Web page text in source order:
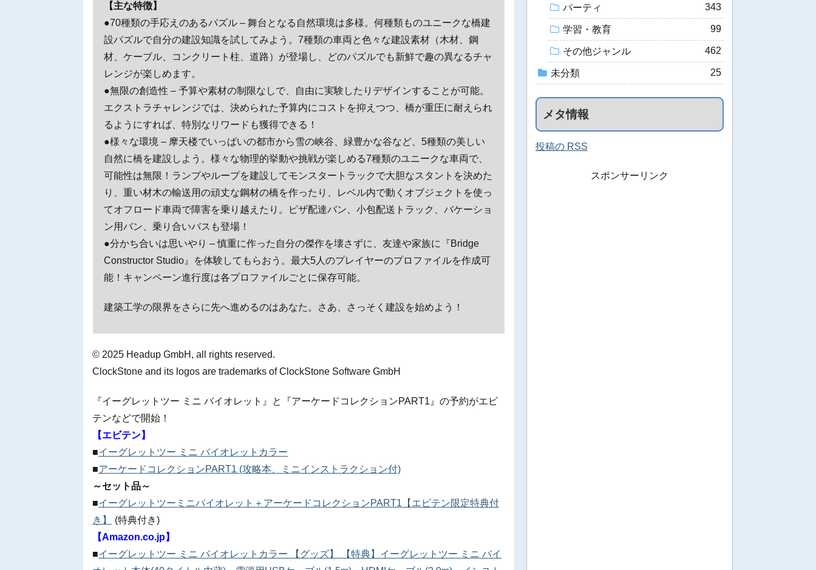
【主な特徴】
●70種類の手応えのあるパズル – 舞台となる自然環境は多様。何種類ものユニークな橋建
設パズルで自分の建設知識を試してみよう。7種類の車両と色々な建設素材（木材、鋼
材、ケーブル、コンクリート柱、道路）が登場し、どのパズルでも新鮮で趣の異なるチャ
レンジが楽しめます。
●無限の創造性 – 予算や素材の制限なしで、自由に実験したりデザインすることが可能。
エクストラチャレンジでは、決められた予算内にコストを抑えつつ、橋が重圧に耐えられ
るようにすれば、特別なリワードも獲得できる！
●様々な環境 – 摩天楼でいっぱいの都市から雪の峡谷、緑豊かな谷など、5種類の美しい
自然に橋を建設しよう。様々な物理的挙動や挑戦が楽しめる7種類のユニークな車両で、
可能性は無限！ランプやループを建設してモンスタートラックで大胆なスタントを決めた
り、重い材木の輸送用の頑丈な鋼材の橋を作ったり、レベル内で動くオブジェクトを使っ
てオフロード車両で障害を乗り越えたり。ピザ配達バン、小包配送トラック、バケーショ
ン用バン、乗り合いバスも登場！
●分かち合いは思いやり – 慎重に作った自分の傑作を壊さずに、友達や家族に『Bridge
Constructor Studio』を体験してもらおう。最大5人のプレイヤーのプロファイルを作成可
能！キャンペーン進行度は各プロファイルごとに保存可能。
建築工学の限界をさらに先へ進めるのはあなた。さあ、さっそく建設を始めよう！
© 2025 Headup GmbH, all rights reserved.
ClockStone and its logos are trademarks of ClockStone Software GmbH
『イーグレットツー ミニ バイオレット』と『アーケードコレクションPART1』の予約がエビ
テンなどで開始！
【エビテン】
■イーグレットツー ミニ バイオレットカラー
■アーケードコレクションPART1 (攻略本、ミニインストラクション付)
～セット品～
■イーグレットツーミニバイオレット＋アーケードコレクションPART1【エビテン限定特典付
き】
(特典付き)
【Amazon.co.jp】
■イーグレットツー ミニ バイオレットカラー 【グッズ】 【特典】イーグレットツー ミニ バイ
パーティ 343
学習・教育 99
その他ジャンル 462
未分類 25
メタ情報
投稿の RSS
スポンサーリンク